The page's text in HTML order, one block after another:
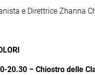
e Direttrice Zhanna
20.30 – Chiostro delle